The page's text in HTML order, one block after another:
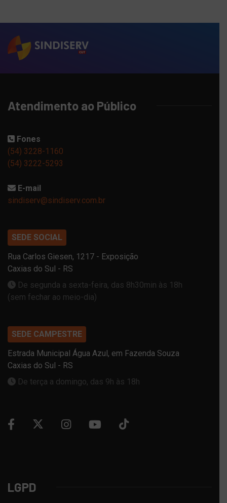
Atendimento ao Público
Fones
(54) 3228-1160
(54) 3222-5293
E-mail
sindiserv@sindiserv.com.br
SEDE SOCIAL
Rua Carlos Giesen, 1217 - Exposição
Caxias do Sul - RS
De segunda a sexta-feira, das 8h30min às 18h
(sem fechar ao meio-dia)
SEDE CAMPESTRE
Estrada Municipal Água Azul, em Fazenda Souza
Caxias do Sul - RS
De terça a domingo, das 9h às 18h
LGPD